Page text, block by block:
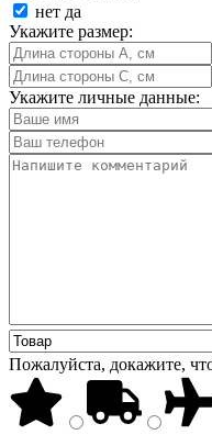
нет да
Укажите размер:
Укажите личные данные:
Пожалуйста, докажите,